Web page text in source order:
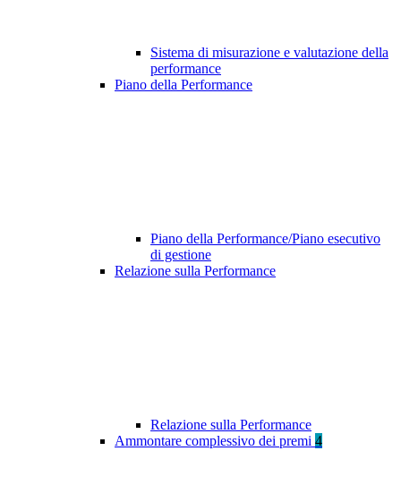
Sistema di misurazione e valutazione della
performance
Piano della Performance
Piano della Performance/Piano esecutivo
di gestione
Relazione sulla Performance
Relazione sulla Performance
Ammontare complessivo dei premi 4